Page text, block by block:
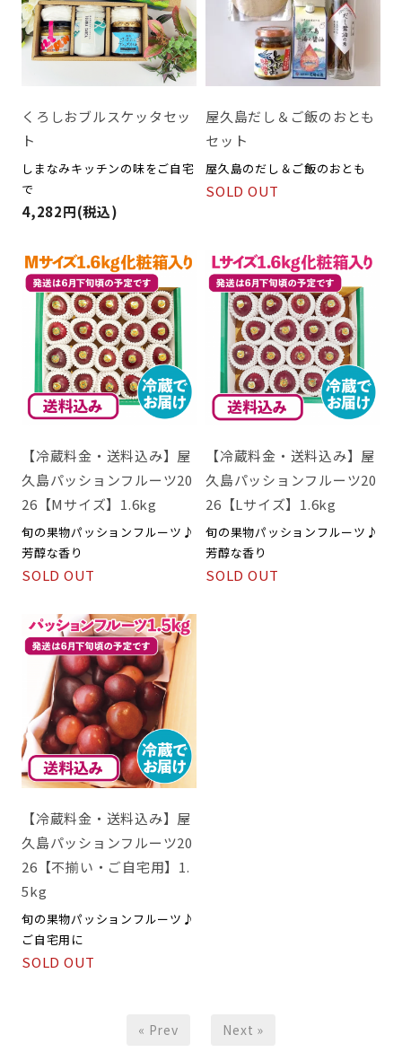
くろしおブルスケッタセッ
ト
しまなみキッチンの味をご自宅
で
4,282円(税込)
屋久島だし＆ご飯のおとも
セット
屋久島のだし＆ご飯のおとも
SOLD OUT
【冷蔵料金・送料込み】屋
久島パッションフルーツ20
26【Mサイズ】1.6kg
旬の果物パッションフルーツ♪
芳醇な香り
SOLD OUT
【冷蔵料金・送料込み】屋
久島パッションフルーツ20
26【Lサイズ】1.6kg
旬の果物パッションフルーツ♪
芳醇な香り
SOLD OUT
【冷蔵料金・送料込み】屋
久島パッションフルーツ20
26【不揃い・ご自宅用】1.
5kg
旬の果物パッションフルーツ♪
ご自宅用に
SOLD OUT
« Prev Next »